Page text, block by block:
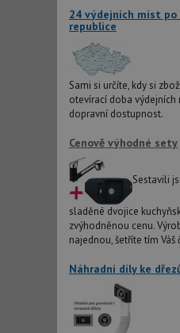
24 výdejních míst po
republice
Sami si určíte, kdy si
otevírací doba
dopravní dostupnost.
Cenově výhodné sety
Sestavili
sladěné dvojice
zvýhodněnou cenu.
najednou, šetříte tím Váš
Náhradní díly ke